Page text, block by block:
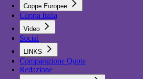
Coppe Europee
Coppa Italia
Video
Social
LINKS
Comparazione Quote
Redazione